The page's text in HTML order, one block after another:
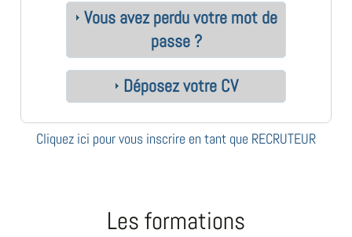
Vous avez perdu votre mot de
passe ?
Déposez votre CV
Cliquez ici pour vous inscrire en tant que RECRUTEUR
Les formations